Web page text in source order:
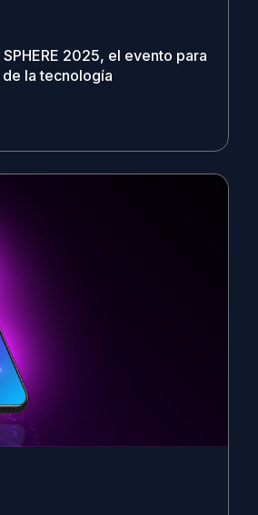
2025, el evento para
la tecnología